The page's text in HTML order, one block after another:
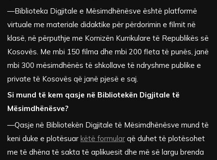
—Biblioteka Digjitale e Mësimdhënësve është platformë
virtuale me materiale didaktike për përdorimin e filmit në
klasë, në përputhje me Kornizën Kurrikulare të Republikës së
Kosovës. Me mbi 150 filma dhe mbi 200 fleta të punës, janë
mbi 300 mësimdhënës të shkollave të ndryshme publike e
private të Kosovës që janë pjesë e saj.
Si mund të kem qasje në Bibliotekën Digjitale të
Mësimdhënësve?
—Qasje në Bibliotekën Digjitale të Mësimdhënësve mund të
keni duke e plotësuar këtë formular që duhet të plotësohet
me të dhëna të sakta të aplikuesit dhe më së largu brenda